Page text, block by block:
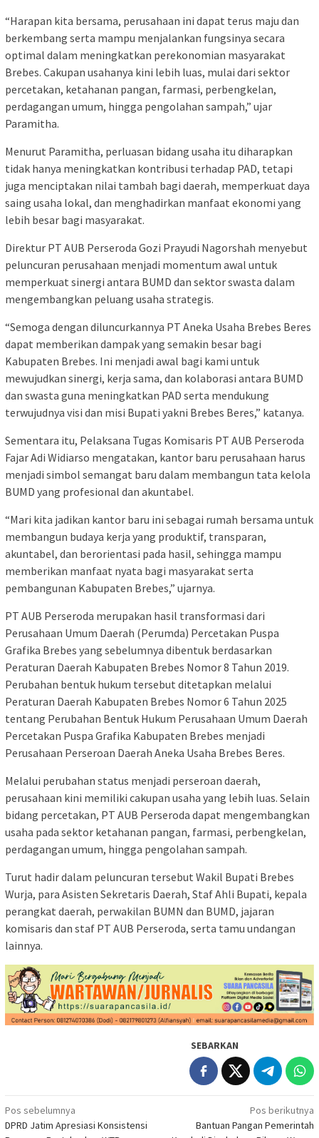
“Harapan kita bersama, perusahaan ini dapat terus maju dan
berkembang serta mampu menjalankan fungsinya secara
optimal dalam meningkatkan perekonomian masyarakat
Brebes. Cakupan usahanya kini lebih luas, mulai dari sektor
percetakan, ketahanan pangan, farmasi, perbengkelan,
perdagangan umum, hingga pengolahan sampah,” ujar
Paramitha.
Menurut Paramitha, perluasan bidang usaha itu diharapkan
tidak hanya meningkatkan kontribusi terhadap PAD, tetapi
juga menciptakan nilai tambah bagi daerah, memperkuat daya
saing usaha lokal, dan menghadirkan manfaat ekonomi yang
lebih besar bagi masyarakat.
Direktur PT AUB Perseroda Gozi Prayudi Nagorshah menyebut
peluncuran perusahaan menjadi momentum awal untuk
memperkuat sinergi antara BUMD dan sektor swasta dalam
mengembangkan peluang usaha strategis.
“Semoga dengan diluncurkannya PT Aneka Usaha Brebes Beres
dapat memberikan dampak yang semakin besar bagi
Kabupaten Brebes. Ini menjadi awal bagi kami untuk
mewujudkan sinergi, kerja sama, dan kolaborasi antara BUMD
dan swasta guna meningkatkan PAD serta mendukung
terwujudnya visi dan misi Bupati yakni Brebes Beres,” katanya.
Sementara itu, Pelaksana Tugas Komisaris PT AUB Perseroda
Fajar Adi Widiarso mengatakan, kantor baru perusahaan harus
menjadi simbol semangat baru dalam membangun tata kelola
BUMD yang profesional dan akuntabel.
“Mari kita jadikan kantor baru ini sebagai rumah bersama untuk
membangun budaya kerja yang produktif, transparan,
akuntabel, dan berorientasi pada hasil, sehingga mampu
memberikan manfaat nyata bagi masyarakat serta
pembangunan Kabupaten Brebes,” ujarnya.
PT AUB Perseroda merupakan hasil transformasi dari
Perusahaan Umum Daerah (Perumda) Percetakan Puspa
Grafika Brebes yang sebelumnya dibentuk berdasarkan
Peraturan Daerah Kabupaten Brebes Nomor 8 Tahun 2019.
Perubahan bentuk hukum tersebut ditetapkan melalui
Peraturan Daerah Kabupaten Brebes Nomor 6 Tahun 2025
tentang Perubahan Bentuk Hukum Perusahaan Umum Daerah
Percetakan Puspa Grafika Kabupaten Brebes menjadi
Perusahaan Perseroan Daerah Aneka Usaha Brebes Beres.
Melalui perubahan status menjadi perseroan daerah,
perusahaan kini memiliki cakupan usaha yang lebih luas. Selain
bidang percetakan, PT AUB Perseroda dapat mengembangkan
usaha pada sektor ketahanan pangan, farmasi, perbengkelan,
perdagangan umum, hingga pengolahan sampah.
Turut hadir dalam peluncuran tersebut Wakil Bupati Brebes
Wurja, para Asisten Sekretaris Daerah, Staf Ahli Bupati, kepala
perangkat daerah, perwakilan BUMN dan BUMD, jajaran
komisaris dan staf PT AUB Perseroda, serta tamu undangan
lainnya.
SEBARKAN
Navigasi
pos
Pos sebelumnya
DPRD Jatim Apresiasi Konsistensi
Pos berikutnya
Bantuan Pangan Pemerintah